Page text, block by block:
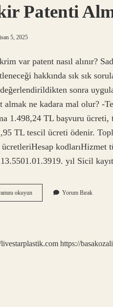
Patenti
5, 2025
var patent nasıl alınır?
hakkında sık sık
sonra
almak ne kadara mal olur? -
1.498,24 TL başvuru ücreti,
TL tescil ücreti ödenir.
kodlarıHizmet
yıl Sicil
okuyunFikir
Patenti
Yorum Bırak
https://